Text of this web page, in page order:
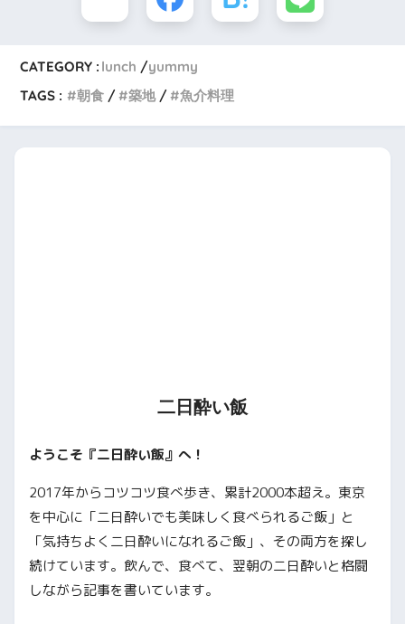
CATEGORY : lunch
yummy
TAGS :
朝食 築地 魚介料理
二日酔い飯
ようこそ『二日酔い飯』へ！
2017年からコツコツ食べ歩き、累計2000本超え。東京
を中心に「二日酔いでも美味しく食べられるご飯」と
「気持ちよく二日酔いになれるご飯」、その両方を探し
続けています。飲んで、食べて、翌朝の二日酔いと格闘
しながら記事を書いています。